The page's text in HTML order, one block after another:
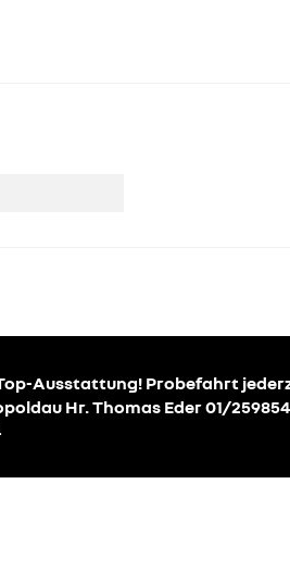
Ausstattung! Probefahrt
Hr. Thomas Eder 01/